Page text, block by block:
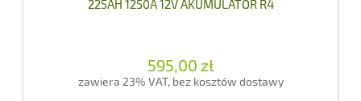
225AH 1250A 12V AKUMULATOR R4
595,00 zł
zawiera 23% VAT, bez kosztów dostawy